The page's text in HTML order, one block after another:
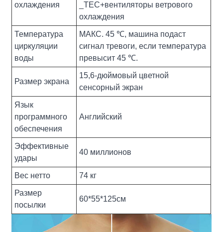
охлаждения
_TEC+вентиляторы ветрового
охлаждения
Температура
циркуляции
воды
МАКС. 45 ℃, машина подаст
сигнал тревоги, если температура
превысит 45 ℃.
Размер экрана
15,6-дюймовый цветной
сенсорный экран
Язык
программного
обеспечения
Английский
Эффективные
удары
40 миллионов
Вес нетто 74 кг
Размер
посылки
60*55*125см